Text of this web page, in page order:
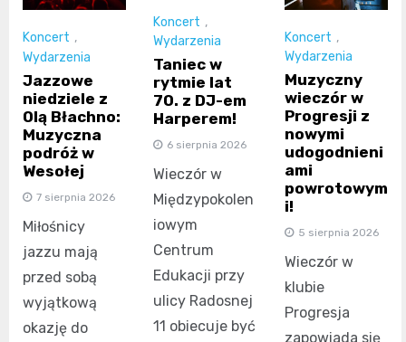
Koncert ,
Wydarzenia
Jazzowe
niedziele z
Olą Błachno:
Muzyczna
podróż w
Wesołej
7 sierpnia 2026
Miłośnicy
jazzu mają
przed sobą
wyjątkową
okazję do
Koncert ,
Wydarzenia
Taniec w
rytmie lat
70. z DJ-em
Harperem!
6 sierpnia 2026
Wieczór w
Międzypokolen
iowym
Centrum
Edukacji przy
ulicy Radosnej
11 obiecuje być
Koncert ,
Wydarzenia
Muzyczny
wieczór w
Progresji z
nowymi
udogodnieni
ami
powrotowym
i!
5 sierpnia 2026
Wieczór w
klubie
Progresja
zapowiada się